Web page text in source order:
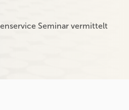
Seminar vermittelt